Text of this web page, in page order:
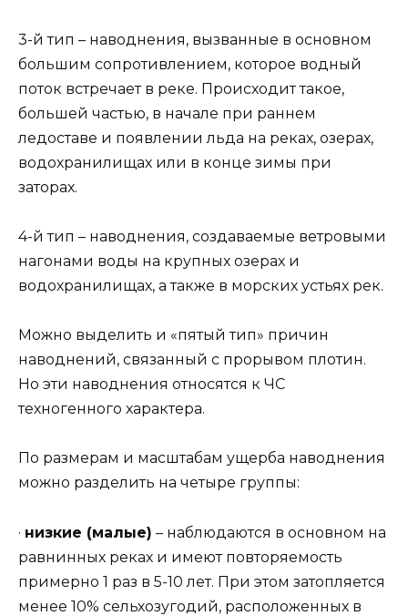
3-й тип – наводнения, вызванные в основном
большим сопротивлением, которое водный
поток встречает в реке. Происходит такое,
большей частью, в начале при раннем
ледоставе и появлении льда на реках, озерах,
водохранилищах или в конце зимы при
заторах.
4-й тип – наводнения, создаваемые ветровыми
нагонами воды на крупных озерах и
водохранилищах, а также в морских устьях рек.
Можно выделить и «пятый тип» причин
наводнений, связанный с прорывом плотин.
Но эти наводнения относятся к ЧС
техногенного характера.
По размерам и масштабам ущерба наводнения
можно разделить на четыре группы:
· низкие (малые) – наблюдаются в основном на
равнинных реках и имеют повторяемость
примерно 1 раз в 5-10 лет. При этом затопляется
менее 10% сельхозугодий, расположенных в